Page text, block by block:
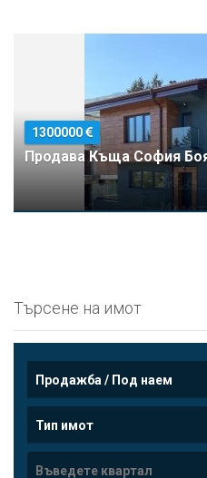
1300000
Продава Къщa София
Търсене на имот
Продажба / Под наем
Тип имот